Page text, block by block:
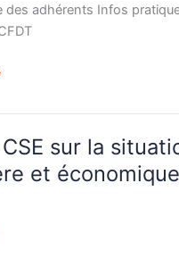
des adhérents Infos
sur la
et